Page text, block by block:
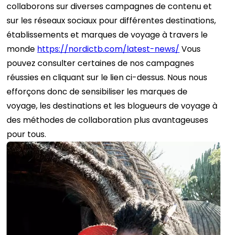
collaborons sur diverses campagnes de contenu et
sur les réseaux sociaux pour différentes destinations,
établissements et marques de voyage à travers le
monde https://nordictb.com/latest-news/ Vous
pouvez consulter certaines de nos campagnes
réussies en cliquant sur le lien ci-dessus. Nous nous
efforçons donc de sensibiliser les marques de
voyage, les destinations et les blogueurs de voyage à
des méthodes de collaboration plus avantageuses
pour tous.